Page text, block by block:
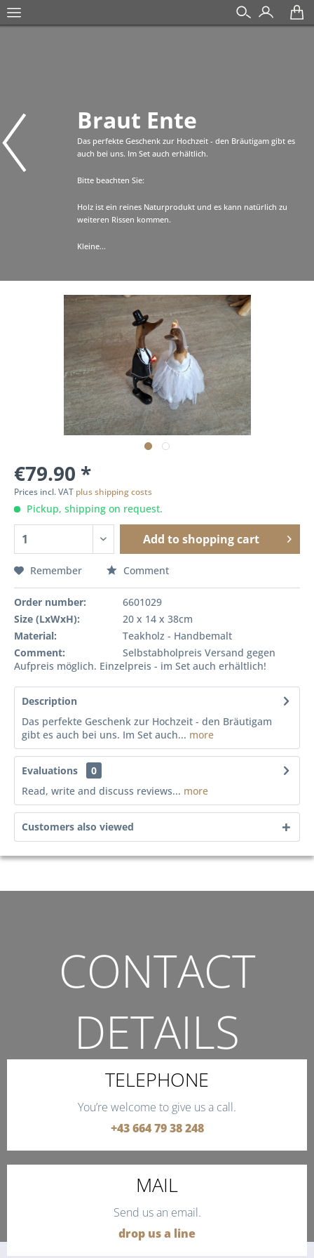
Braut Ente
Das perfekte Geschenk zur Hochzeit - den Bräutigam gibt es
auch bei uns. Im Set auch erhältlich.
Bitte beachten Sie:
Holz ist ein reines Naturprodukt und es kann natürlich zu
weiteren Rissen kommen.
Kleine...
€79.90 *
Prices incl. VAT plus shipping costs
Pickup, shipping on request.
Add to shopping cart
Remember Comment
Order number:
6601029
Size (LxWxH):
20 x 14 x 38cm
Material:
Teakholz - Handbemalt
Comment:
Selbstabholpreis Versand gegen
Aufpreis möglich. Einzelpreis - im Set auch erhältlich!
Description
Das perfekte Geschenk zur Hochzeit - den Bräutigam
gibt es auch bei uns. Im Set auch... more
Evaluations
0
Read, write and discuss reviews... more
Customers also viewed
CONTACT
DETAILS
THE QUICKEST WAY TO CONTACT US.
TELEPHONE
You’re welcome to give us a call.
+43 664 79 38 248
MAIL
Send us an email.
drop us a line